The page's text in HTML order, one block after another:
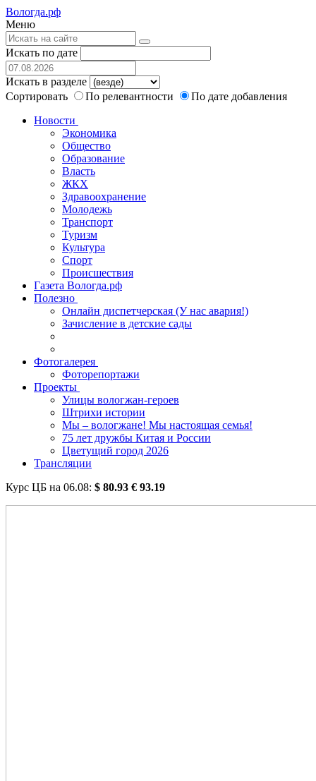
Вологда.рф
Меню
Искать по дате
Искать в разделе
Сортировать
По релевантности
По дате добавления
Новости
Экономика
Общество
Образование
Власть
ЖКХ
Здравоохранение
Молодежь
Транспорт
Туризм
Культура
Спорт
Происшествия
Газета Вологда.рф
Полезно
Онлайн диспетчерская (У нас авария!)
Зачисление в детские сады
Фотогалерея
Фоторепортажи
Проекты
Улицы вологжан-героев
Штрихи истории
Мы – вологжане! Мы настоящая семья!
75 лет дружбы Китая и России
Цветущий город 2026
Трансляции
Курс ЦБ на 06.08: $ 80.93 € 93.19